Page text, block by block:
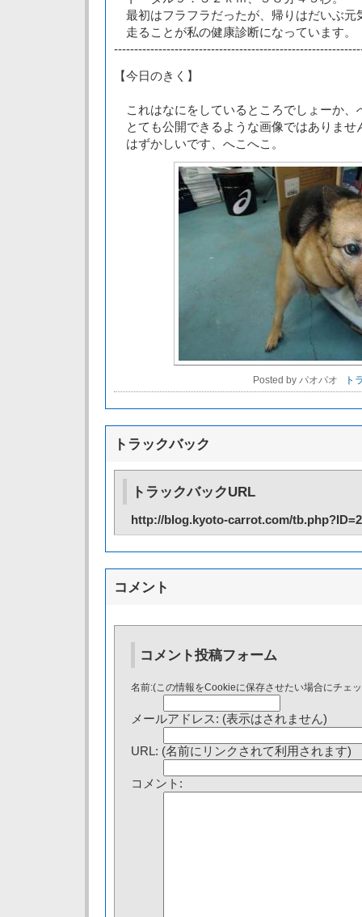
最初はフラフラだったが、帰りはだいぶ元
走ることが私の健康診断になっています。
【今日のきく】
これはなにをしているところでしょーか、
とても公開できるような画像ではありませ
はずかしいです、へこへこ。
Posted by パオパオ ト
トラックバック
トラックバックURL
http://blog.kyoto-carrot.com/
コメント
コメント投稿フォーム
名前:(この情報をCookieに保存させたい場合にチェ
メールアドレス: (表示はされません)
URL: (名前にリンクされて利用されます)
コメント: